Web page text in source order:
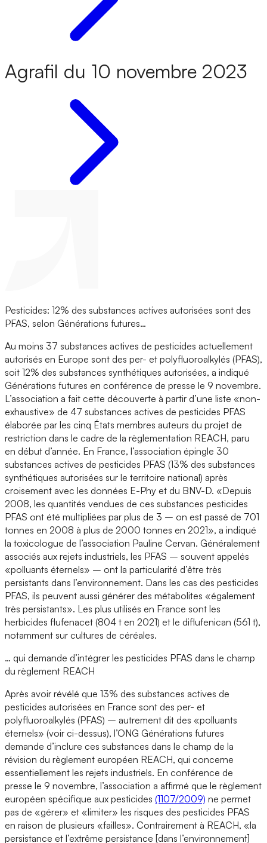
Agrafil du 10 novembre 2023
Pesticides: 12% des substances actives autorisées sont des
PFAS, selon Générations futures…
Au moins 37 substances actives de pesticides actuellement
autorisés en Europe sont des per- et polyfluoroalkylés (PFAS),
soit 12% des substances synthétiques autorisées, a indiqué
Générations futures en conférence de presse le 9 novembre.
L’association a fait cette découverte à partir d’une liste «non-
exhaustive» de 47 substances actives de pesticides PFAS
élaborée par les cinq États membres auteurs du projet de
restriction dans le cadre de la règlementation REACH, paru
en début d’année. En France, l’association épingle 30
substances actives de pesticides PFAS (13% des substances
synthétiques autorisées sur le territoire national) après
croisement avec les données E-Phy et du BNV-D. «Depuis
2008, les quantités vendues de ces substances pesticides
PFAS ont été multipliées par plus de 3 – on est passé de 701
tonnes en 2008 à plus de 2000 tonnes en 2021», a indiqué
la toxicologue de l’association Pauline Cervan. Généralement
associés aux rejets industriels, les PFAS – souvent appelés
«polluants éternels» – ont la particularité d’être très
persistants dans l’environnement. Dans les cas des pesticides
PFAS, ils peuvent aussi générer des métabolites «également
très persistants». Les plus utilisés en France sont les
herbicides flufenacet (804 t en 2021) et le diflufenican (561 t),
notamment sur cultures de céréales.
… qui demande d’intégrer les pesticides PFAS dans le champ
du règlement REACH
Après avoir révélé que 13% des substances actives de
pesticides autorisées en France sont des per- et
polyfluoroalkylés (PFAS) – autrement dit des «polluants
éternels» (voir ci-dessus), l’ONG Générations futures
demande d’inclure ces substances dans le champ de la
révision du règlement européen REACH, qui concerne
essentiellement les rejets industriels. En conférence de
presse le 9 novembre, l’association a affirmé que le règlement
européen spécifique aux pesticides (1107/2009) ne permet
pas de «gérer» et «limiter» les risques des pesticides PFAS
en raison de plusieurs «failles». Contrairement à REACH, «la
persistance et l’extrême persistance [dans l’environnement]